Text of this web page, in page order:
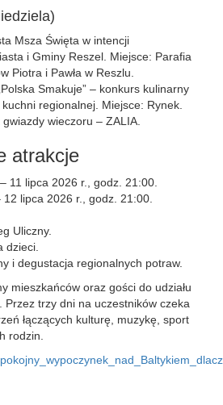
Msza Święta w intencji
i Gminy Reszel. Miejsce: Parafia
Piotra i Pawła w Reszlu.
Smakuje” – konkurs kulinarny
regionalnej. Miejsce: Rynek.
wieczoru – ZALIA.
atrakcje
11 lipca 2026 r., godz. 21:00.
12 lipca 2026 r., godz. 21:00.
Uliczny.
dzieci.
i degustacja regionalnych potraw.
mieszkańców oraz gości do udziału
Przez trzy dni na uczestników czeka
łączących kulturę, muzykę, sport
rodzin.